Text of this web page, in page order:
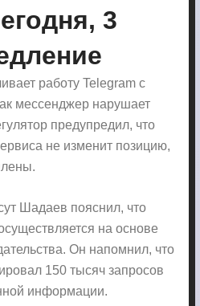
3
работу Telegram с
мессенджер нарушает
предупредил, что
не изменит позицию,
Шадаев пояснил, что
на основе
Он напомнил, что
150 тысяч запросов
информации.